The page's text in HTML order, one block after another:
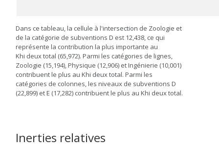
Dans ce tableau, la cellule à l'intersection de Zoologie et
de la catégorie de subventions D est 12,438, ce qui
représente la contribution la plus importante au
Khi deux total (65,972). Parmi les catégories de lignes,
Zoologie (15,194), Physique (12,906) et Ingénierie (10,001)
contribuent le plus au Khi deux total. Parmi les
catégories de colonnes, les niveaux de subventions D
(22,899) et E (17,282) contribuent le plus au Khi deux total.
Inerties relatives